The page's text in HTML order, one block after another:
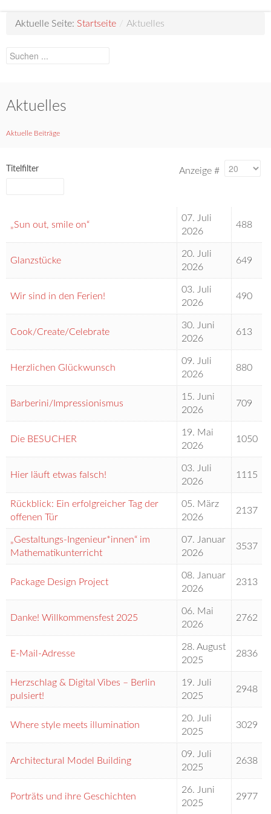
Aktuelle Seite: Startseite / Aktuelles
Aktuelles
Aktuelle Beiträge
Filter
Titelfilter Anzeige #
„Sun out, smile on“
07. Juli
2026
488
Glanzstücke
20. Juli
2026
649
Wir sind in den Ferien!
03. Juli
2026
490
Cook/Create/Celebrate
30. Juni
2026
613
Herzlichen Glückwunsch
09. Juli
2026
880
Barberini/Impressionismus
15. Juni
2026
709
Die BESUCHER
19. Mai
2026
1050
Hier läuft etwas falsch!
03. Juli
2026
1115
Rückblick: Ein erfolgreicher Tag der
offenen Tür
05. März
2026
2137
„Gestaltungs-Ingenieur*innen“ im
Mathematikunterricht
07. Januar
2026
3537
Package Design Project
08. Januar
2026
2313
Danke! Willkommensfest 2025
06. Mai
2026
2762
E-Mail-Adresse
28. August
2025
2836
Herzschlag & Digital Vibes – Berlin
pulsiert!
19. Juli
2025
2948
Where style meets illumination
20. Juli
2025
3029
Architectural Model Building
09. Juli
2025
2638
Porträts und ihre Geschichten
26. Juni
2025
2977